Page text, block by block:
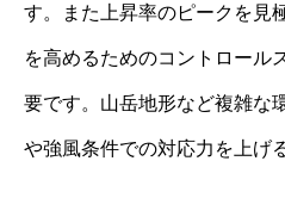
す。また上昇率のピークを見
を高めるためのコントロール
要です。山岳地形など複雑な
や強風条件での対応力を上げ